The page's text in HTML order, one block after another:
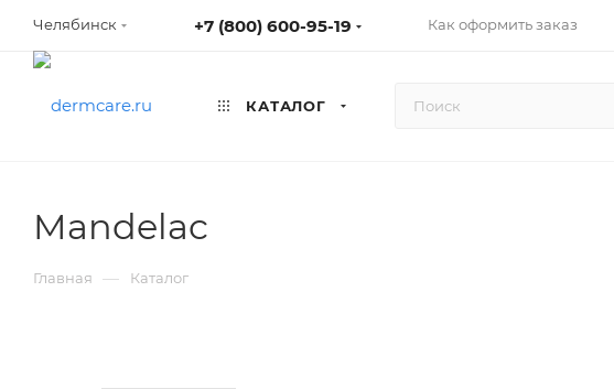
Челябинск +7 (800) 600-95-19 Как оформить заказ
КАТАЛОГ
Mandelac
Главная — Каталог